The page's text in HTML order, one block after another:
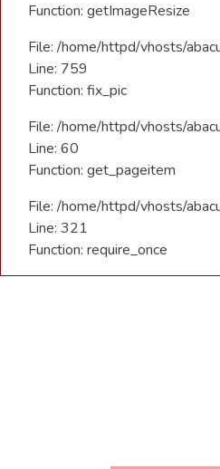
Function: getImageResize
File: /home/httpd/vhosts/
Line: 759
Function: fix_pic
File: /home/httpd/vhosts/
Line: 60
Function: get_pageitem
File: /home/httpd/vhosts/
Line: 321
Function: require_once